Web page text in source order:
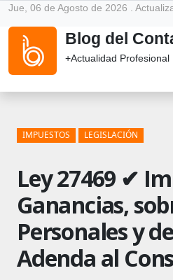
Jue, 06 de Agosto de 2026 .
Blog del
+Actualidad Profesional
IMPUESTOS LEGISLACIÓN
Ley 27469 ✔
Ganancias,
Personales y
Adenda al